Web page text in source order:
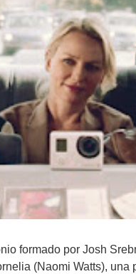
formado por Josh
(Naomi Watts), una